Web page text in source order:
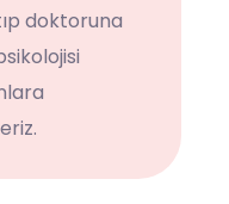
doktoruna